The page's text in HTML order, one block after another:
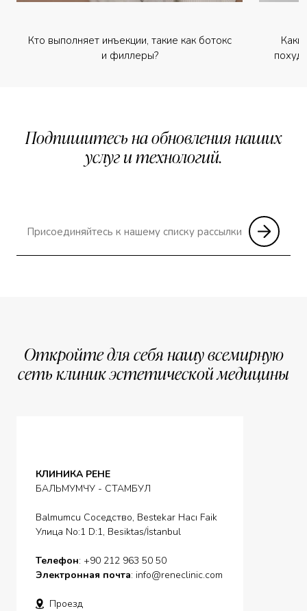
Кто выполняет инъекции, такие как ботокс
и филлеры?
Подпишитесь на обновления наших
услуг и технологий.
Откройте для себя нашу всемирную
сеть клиник эстетической медицины
КЛИНИКА РЕНЕ
БАЛЬМУМЧУ - СТАМБУЛ
Balmumcu Соседство, Bestekar Hacı Faik
Улица No:1 D:1, Besiktas/İstanbul
Телефон: +90 212 963 50 50
Электронная почта: info@reneclinic.com
Проезд